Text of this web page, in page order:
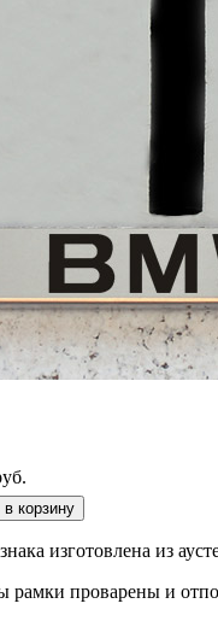
изготовлена из
рамки проварены и